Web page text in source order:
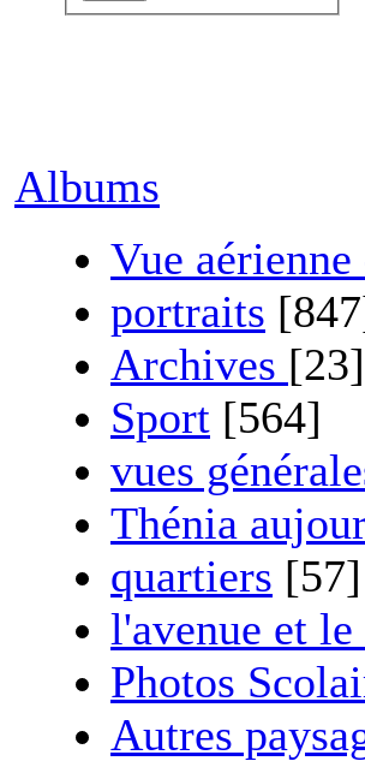
Albums
Vue
portraits
Archives [23]
Sport [564]
vues
Thénia
quartiers [57]
l'avenue et le
Photos
Autres